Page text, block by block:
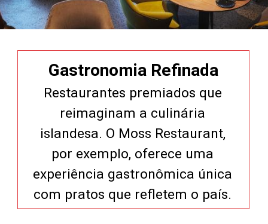
Restaurantes premiados que
reimaginam a culinária
islandesa. O Moss Restaurant,
por exemplo, oferece uma
experiência gastronômica única
com pratos que refletem o país.
Gastronomia Refinada